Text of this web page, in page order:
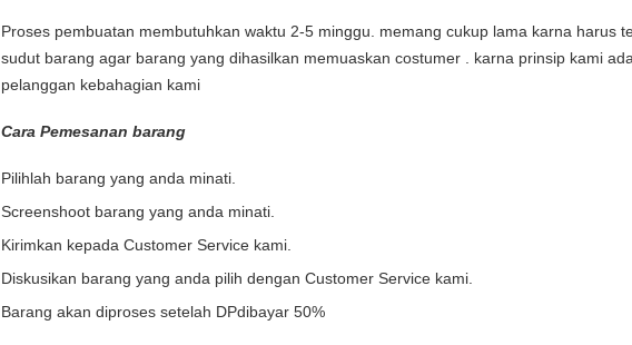
Proses pembuatan membutuhkan waktu 2-5 minggu. memang cukup lama karna harus
sudut barang agar barang yang dihasilkan memuaskan costumer . karna prinsip kami
pelanggan kebahagian kami
Cara Pemesanan barang
Pilihlah barang yang anda minati.
Screenshoot barang yang anda minati.
Kirimkan kepada Customer Service kami.
Diskusikan barang yang anda pilih dengan Customer Service kami.
Barang akan diproses setelah DPdibayar 50%